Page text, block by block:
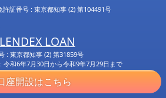
座開設はこちら
証番号 : 東京都知事 (2) 第104491号
LOAN
: 東京都知事 (2) 第31859号
令和6年7月30日から令和9年7月29日まで
本貸金業協会 会員 第006183号